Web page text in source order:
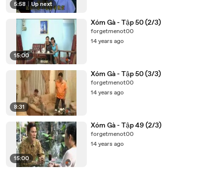
5:58 Up next
15:00
Xóm Gà - Tập 50 (2/3)
forgetmenot00
14 years ago
8:31
Xóm Gà - Tập 50 (3/3)
forgetmenot00
14 years ago
15:00
Xóm Gà - Tập 49 (2/3)
forgetmenot00
14 years ago